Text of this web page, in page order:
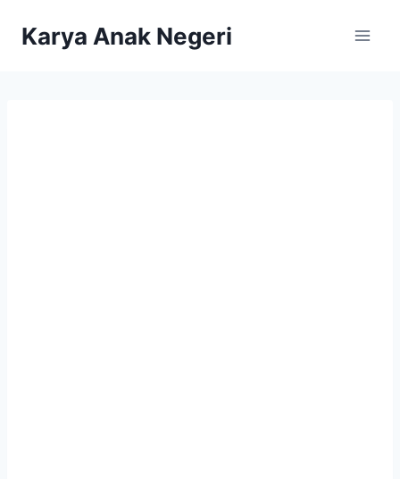
Karya Anak Negeri